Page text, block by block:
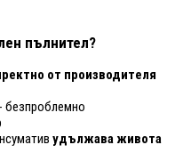
пълнител?
от производителя
- безпроблемно
удължава живота